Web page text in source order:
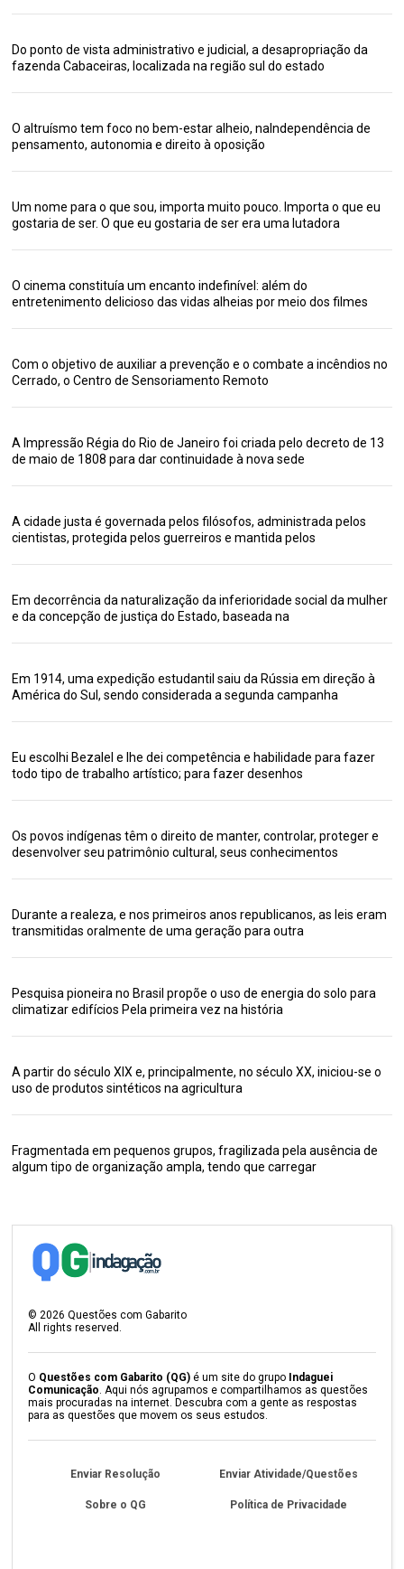
Do ponto de vista administrativo e judicial, a desapropriação da
fazenda Cabaceiras, localizada na região sul do estado
O altruísmo tem foco no bem-estar alheio, naIndependência de
pensamento, autonomia e direito à oposição
Um nome para o que sou, importa muito pouco. Importa o que eu
gostaria de ser. O que eu gostaria de ser era uma lutadora
O cinema constituía um encanto indefinível: além do
entretenimento delicioso das vidas alheias por meio dos filmes
Com o objetivo de auxiliar a prevenção e o combate a incêndios no
Cerrado, o Centro de Sensoriamento Remoto
A Impressão Régia do Rio de Janeiro foi criada pelo decreto de 13
de maio de 1808 para dar continuidade à nova sede
A cidade justa é governada pelos filósofos, administrada pelos
cientistas, protegida pelos guerreiros e mantida pelos
Em decorrência da naturalização da inferioridade social da mulher
e da concepção de justiça do Estado, baseada na
Em 1914, uma expedição estudantil saiu da Rússia em direção à
América do Sul, sendo considerada a segunda campanha
Eu escolhi Bezalel e lhe dei competência e habilidade para fazer
todo tipo de trabalho artístico; para fazer desenhos
Os povos indígenas têm o direito de manter, controlar, proteger e
desenvolver seu patrimônio cultural, seus conhecimentos
Durante a realeza, e nos primeiros anos republicanos, as leis eram
transmitidas oralmente de uma geração para outra
Pesquisa pioneira no Brasil propõe o uso de energia do solo para
climatizar edifícios Pela primeira vez na história
A partir do século XIX e, principalmente, no século XX, iniciou-se o
uso de produtos sintéticos na agricultura
Fragmentada em pequenos grupos, fragilizada pela ausência de
algum tipo de organização ampla, tendo que carregar
© 2026 Questões com Gabarito
All rights reserved.
O Questões com Gabarito (QG) é um site do grupo Indaguei
Comunicação . Aqui nós agrupamos e compartilhamos as questões
mais procuradas na internet. Descubra com a gente as respostas
para as questões que movem os seus estudos.
Enviar Resolução Enviar Atividade/Questões
Sobre o QG Política de Privacidade